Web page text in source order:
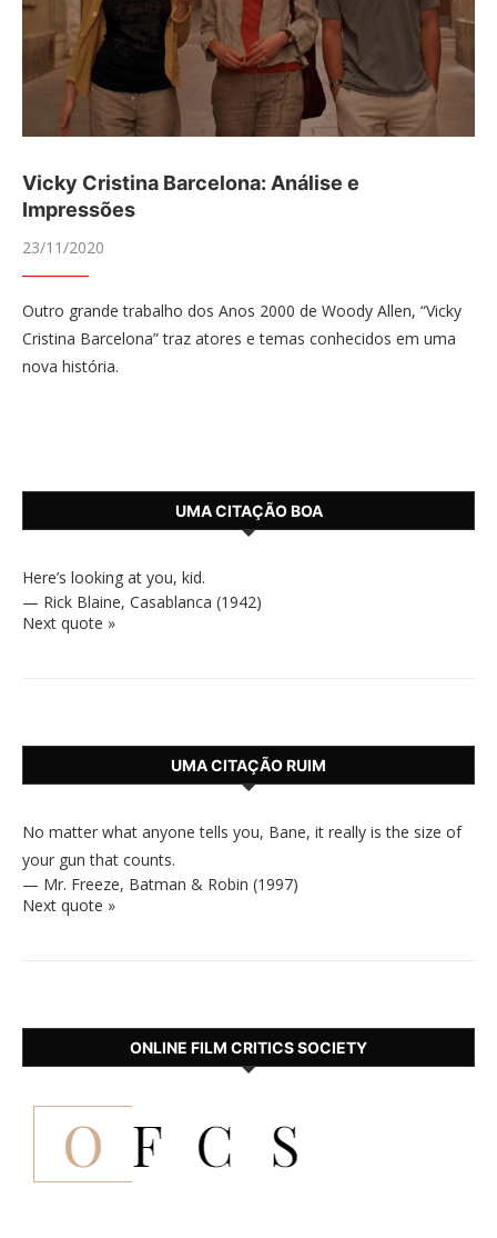
Vicky Cristina Barcelona: Análise e
Impressões
23/11/2020
Outro grande trabalho dos Anos 2000 de Woody Allen, “Vicky
Cristina Barcelona” traz atores e temas conhecidos em uma
nova história.
UMA CITAÇÃO BOA
Here’s looking at you, kid.
— Rick Blaine, Casablanca (1942)
Next quote »
UMA CITAÇÃO RUIM
No matter what anyone tells you, Bane, it really is the size of
your gun that counts.
— Mr. Freeze, Batman & Robin (1997)
Next quote »
ONLINE FILM CRITICS SOCIETY